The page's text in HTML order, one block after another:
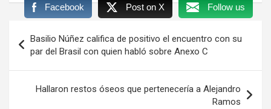
Facebook Post on X Follow us
de
entradas
Basilio Núñez califica de positivo el encuentro con su
par del Brasil con quien habló sobre Anexo C
Hallaron restos óseos que pertenecería a Alejandro
Ramos